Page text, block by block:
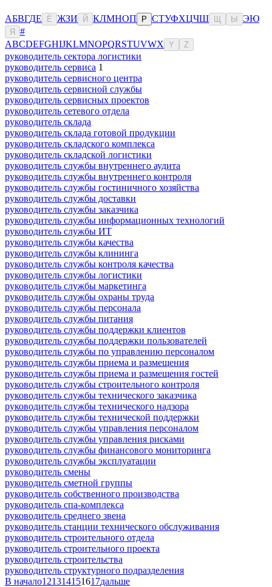
АБВГДЕ Ё ЖЗИ Й КЛМНОП Р СТУФХЦЧШ Ы ЭЮ
Я
#
ABCDEFGHIJKLMNOPQRSTUVWX Y Z
руководитель сектора логистики
руководитель сервиса 1
руководитель сервисного центра
руководитель сервисной службы
руководитель сервисных проектов
руководитель сетевого отдела
руководитель склада
руководитель склада готовой продукции
руководитель складского комплекса
руководитель складской логистики
руководитель службы внутреннего аудита
руководитель службы внутреннего контроля
руководитель службы гостиничного хозяйства
руководитель службы доставки
руководитель службы заказчика
руководитель службы информационных технологий
руководитель службы ИТ
руководитель службы качества
руководитель службы клининга
руководитель службы контроля качества
руководитель службы логистики
руководитель службы маркетинга
руководитель службы охраны труда
руководитель службы персонала
руководитель службы питания
руководитель службы поддержки клиентов
руководитель службы поддержки пользователей
руководитель службы по управлению персоналом
руководитель службы приема и размещения
руководитель службы приема и размещения гостей
руководитель службы строительного контроля
руководитель службы технического заказчика
руководитель службы технического надзора
руководитель службы технической поддержки
руководитель службы управления персоналом
руководитель службы управления рисками
руководитель службы финансового мониторинга
руководитель службы эксплуатации
руководитель смены
руководитель сметной группы
руководитель собственного производства
руководитель спа-комплекса
руководитель среднего звена
руководитель станции технического обслуживания
руководитель строительного отдела
руководитель строительного проекта
руководитель строительства
руководитель структурного подразделения
В начало121314151617дальше